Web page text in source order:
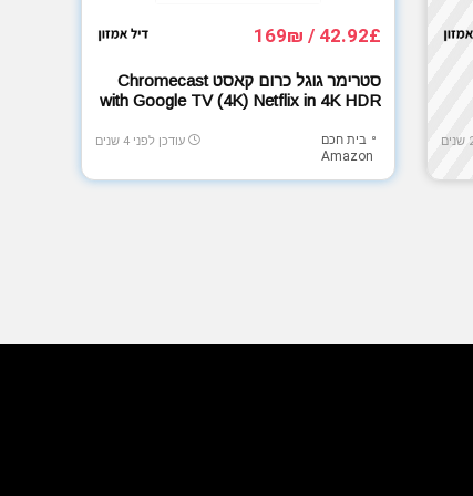
42.92£ / 169₪
סטרימר גוגל כרום קאסט Chromecast
with Google TV (4K) Netflix in 4K HDR
בית חכם
Amazon
עודכן לפני 4 שנים